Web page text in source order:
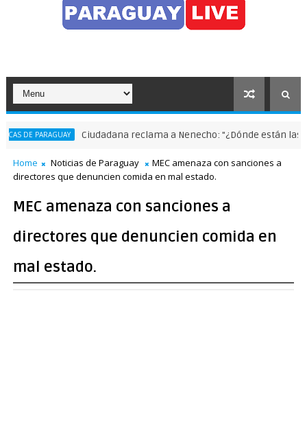
PARAGUAY Ciudadana reclama a Nenecho: "¿Dónde están las
Home Noticias de Paraguay
MEC amenaza con sanciones a
directores que denuncien comida en mal estado.
MEC amenaza con sanciones a
directores que denuncien comida en
mal estado.